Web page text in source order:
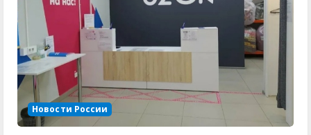
Новости России